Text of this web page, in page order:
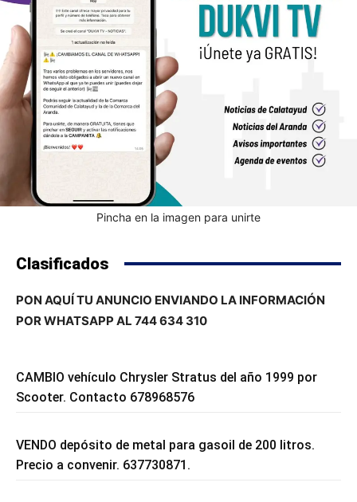
Pincha en la imagen para unirte
Clasificados
PON AQUÍ TU ANUNCIO ENVIANDO LA INFORMACIÓN
POR WHATSAPP AL 744 634 310
CAMBIO vehículo Chrysler Stratus del año 1999 por
Scooter. Contacto 678968576
VENDO depósito de metal para gasoil de 200 litros.
Precio a convenir. 637730871.